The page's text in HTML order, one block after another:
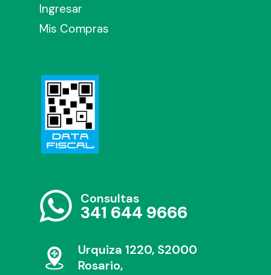
Ingresar
Mis Compras
Consultas
341 644 9666
Urquiza 1220, S2000
Rosario,